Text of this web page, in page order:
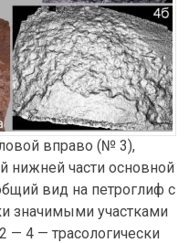
вправо (№ 3),
нижней части основной
вид на петроглиф с
значимыми участками
— 4 — трасологически